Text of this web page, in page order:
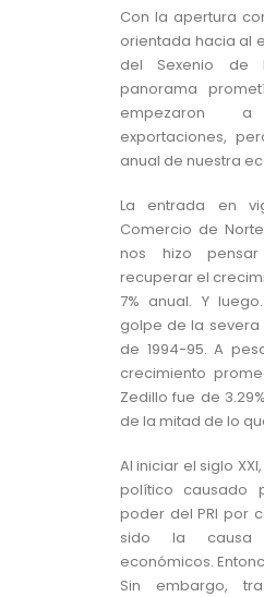
Con la apertura
orientada hacia al
del Sexenio de
panorama
empezaron a
exportaciones,
anual de nuestra
La entrada en
Comercio de
nos hizo
recuperar el
7% anual. Y
golpe de la
de 1994-95. A
crecimiento
Zedillo fue de
de la mitad de lo
Al iniciar el siglo
político causado
poder del PRI por
sido la causa
económicos.
Sin embargo,